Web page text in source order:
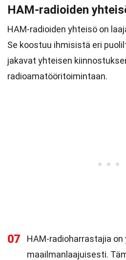
HAM-radioiden
HAM-radioiden yhteisö on
Se koostuu ihmisistä eri
jakavat yhteisen
radioamatööritoimintaan.
07
HAM-radioharrastajia on
maailmanlaajuisesti.